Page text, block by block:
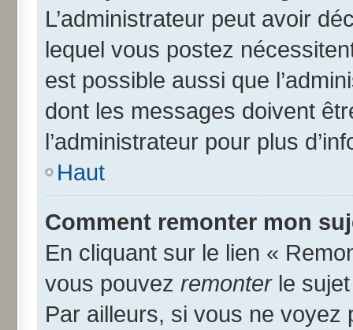
L’administrateur peut avoir
lequel vous postez
est possible aussi que
dont les messages doivent
l’administrateur pour plus
Haut
Comment remonter mon
En cliquant sur le lien «
vous pouvez remonterle sujet
Par ailleurs, si vous ne voyez